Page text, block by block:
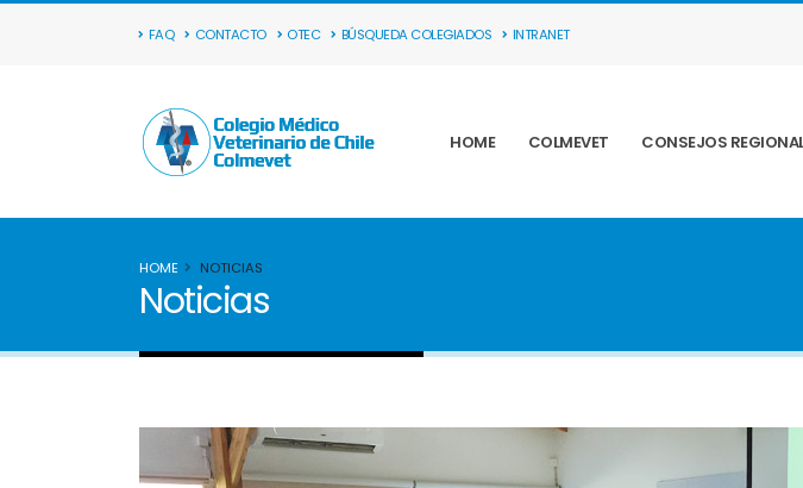
FAQ CONTACTO OTEC BÚSQUEDA COLEGIADOS INTRANET
HOME COLMEVET CONSEJOS
HOME NOTICIAS
Noticias